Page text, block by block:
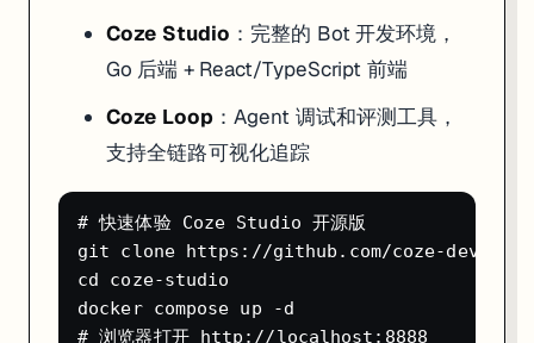
Coze Studio ：完整的 Bot 开发环境，
Go 后端 + React/TypeScript 前端
Coze Loop：Agent 调试和评测工具，
支持全链路可视化追踪
# 快速体验 Coze Studio 开源版
git clone https://github.com/coze-dev/
cd coze-studio
docker compose up -d